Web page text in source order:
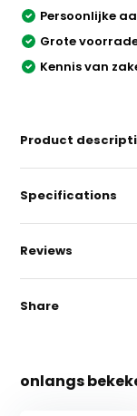
Persoonlijke
Grote
Kennis van
Product
Specifications
Reviews
Share
onlangs